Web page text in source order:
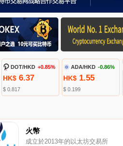
DOT/HKD +0.85%
HK$6.37
$ 0.817
ADA/HKD -0.86%
HK$1.55
$ 0.199
火幣
成立於2013年的以太坊交易所